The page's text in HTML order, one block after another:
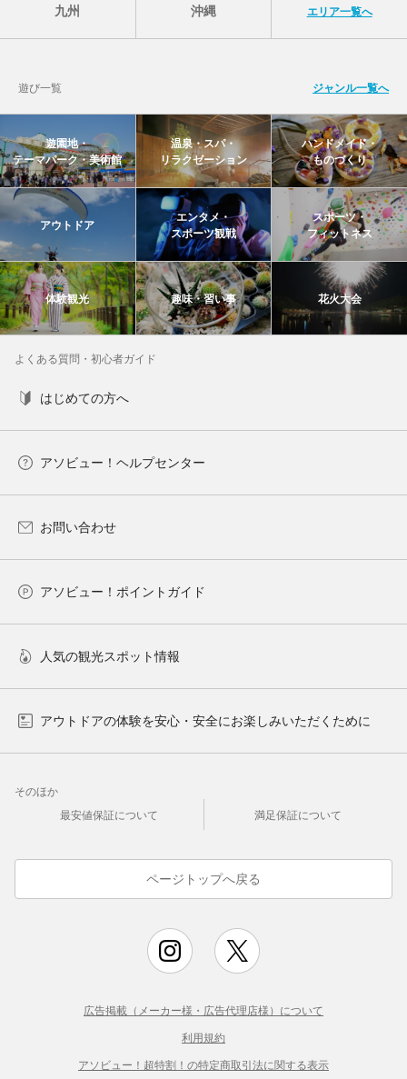
九州 沖縄 エリア一覧へ
遊び一覧 ジャンル一覧へ
遊園地・
テーマパーク・美術館
温泉・スパ・
リラクゼーション
ハンドメイド・
ものづくり
アウトドア
エンタメ・
スポーツ観戦
スポーツ・
フィットネス
体験観光 趣味・習い事 花火大会
よくある質問・初心者ガイド
はじめての方へ
アソビュー！ヘルプセンター
お問い合わせ
アソビュー！ポイントガイド
人気の観光スポット情報
アウトドアの体験を安心・安全にお楽しみいただくために
そのほか
最安値保証について
満足保証について
ページトップへ戻る
広告掲載（メーカー様・広告代理店様）について
利用規約
アソビュー！超特割！の特定商取引法に関する表示